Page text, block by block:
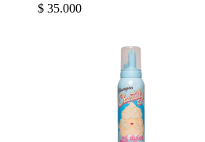
$ 35.000